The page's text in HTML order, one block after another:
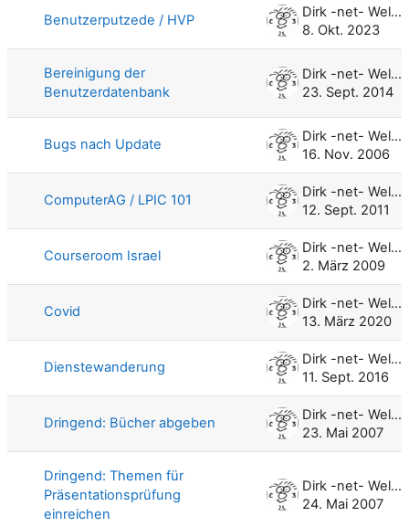
Benutzerputzede / HVP
Dirk -net- Weller
8. Okt. 2023
Bereinigung der
Benutzerdatenbank
Dirk -net- Weller
23. Sept. 2014
Bugs nach Update
Dirk -net- Weller
16. Nov. 2006
ComputerAG / LPIC 101
Dirk -net- Weller
12. Sept. 2011
Courseroom Israel
Dirk -net- Weller
2. März 2009
Covid
Dirk -net- Weller
13. März 2020
Dienstewanderung
Dirk -net- Weller
11. Sept. 2016
Dringend: Bücher abgeben
Dirk -net- Weller
23. Mai 2007
Dringend: Themen für
Präsentationsprüfung
einreichen
Dirk -net- Weller
24. Mai 2007